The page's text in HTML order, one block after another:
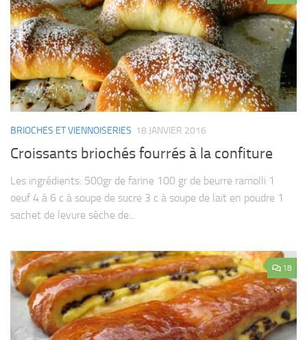
BRIOCHES ET VIENNOISERIES 18 JANVIER 2016
Croissants briochés fourrés à la confiture
Les ingrédients: 500gr de farine 100 gr de beurre ramolli 1
oeuf 4 à 6 c à soupe de sucre 3 c à soupe de lait en poudre 1
sachet de levure sèche de...
18